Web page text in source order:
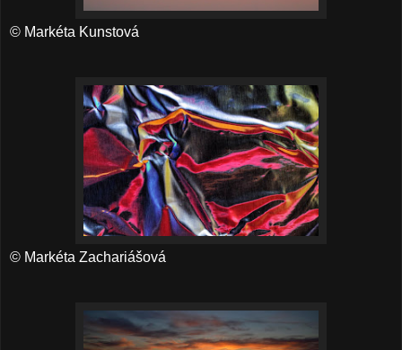
© Markéta Kunstová
© Markéta Zachariášová